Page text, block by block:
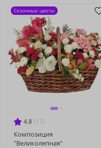
4.8 (17)
Композиция
"Великолепная"
Сезонные цветы